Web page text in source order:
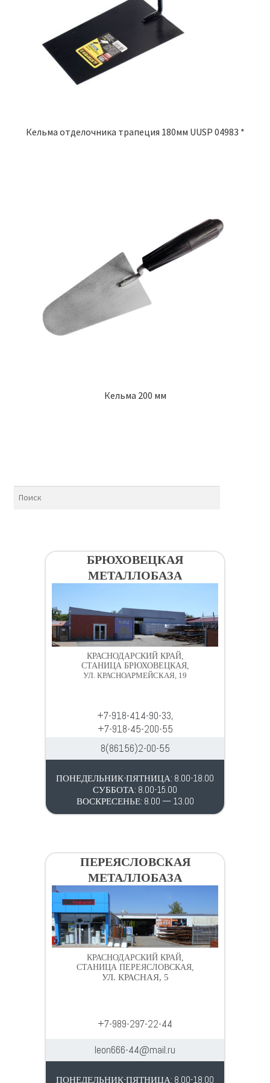
Кельма отделочника трапеция 180мм UUSP 04983 *
Кельма 200 мм
БРЮХОВЕЦКАЯ
МЕТАЛЛОБАЗА
КРАСНОДАРСКИЙ КРАЙ,
СТАНИЦА БРЮХОВЕЦКАЯ,
УЛ. КРАСНОАРМЕЙСКАЯ, 19
+7-918-414-90-33,
+7-918-45-200-55
8(86156)2-00-55
ПОНЕДЕЛЬНИК-ПЯТНИЦА: 8.00-18.00
СУББОТА: 8.00-15.00
ВОСКРЕСЕНЬЕ: 8.00 — 13.00
ПЕРЕЯСЛОВСКАЯ
МЕТАЛЛОБАЗА
КРАСНОДАРСКИЙ КРАЙ,
СТАНИЦА ПЕРЕЯСЛОВСКАЯ,
УЛ. КРАСНАЯ, 5
+7-989-297-22-44
leon666-44@mail.ru
ПОНЕДЕЛЬНИК-ПЯТНИЦА: 8.00-18.00